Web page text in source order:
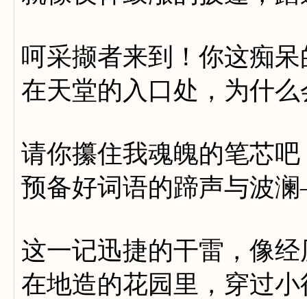
呵采撷者来到！你这痴
在天堂的入口处，为什
请你攥住我魂魄的笔芯吧
预备好词语的蹄声与波
这一记迅捷的干雷，像
在地造的花园里，穿过